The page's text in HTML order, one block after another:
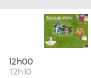
12h00
12h10